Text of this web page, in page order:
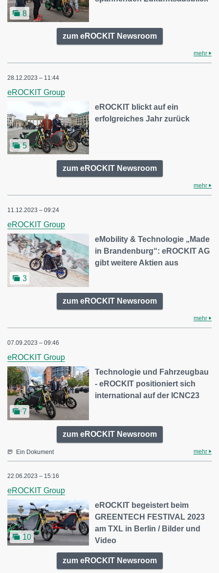
8
zum eROCKIT Newsroom
mehr
28.12.2023 – 11:44
eROCKIT Group
5
eROCKIT blickt auf ein
erfolgreiches Jahr zurück
zum eROCKIT Newsroom
mehr
11.12.2023 – 09:24
eROCKIT Group
3
eMobility & Technologie „Made
in Brandenburg“: eROCKIT AG
gibt weitere Aktien aus
zum eROCKIT Newsroom
mehr
07.09.2023 – 09:46
eROCKIT Group
7
Technologie und Fahrzeugbau
- eROCKIT positioniert sich
international auf der ICNC23
zum eROCKIT Newsroom
Ein Dokument mehr
22.06.2023 – 15:16
eROCKIT Group
10
eROCKIT begeistert beim
GREENTECH FESTIVAL 2023
am TXL in Berlin / Bilder und
Video
zum eROCKIT Newsroom